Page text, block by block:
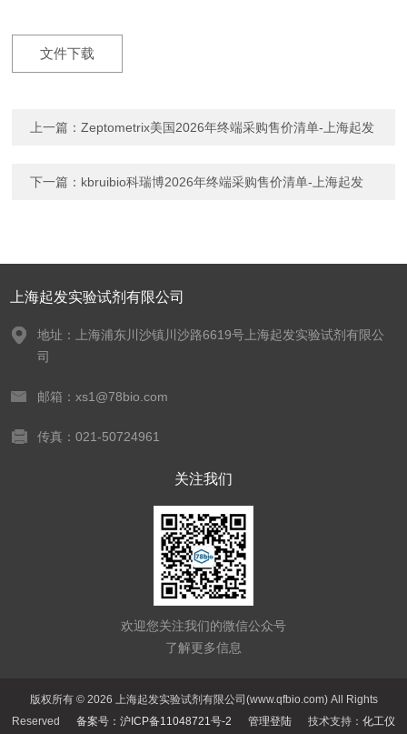
文件下载
上一篇：Zeptometrix美国2026年终端采购售价清单-上海起发
下一篇： kbruibio科瑞博2026年终端采购售价清单-上海起发
上海起发实验试剂有限公司
地址：上海浦东川沙镇川沙路6619号上海起发实验试剂有限公
司
邮箱：xs1@78bio.com
传真：021-50724961
关注我们
欢迎您关注我们的微信公众号
了解更多信息
版权所有 © 2026 上海起发实验试剂有限公司(www.qfbio.com) All Rights
Reserved 备案号：沪ICP备11048721号-2 管理登陆 技术支持： 化工仪